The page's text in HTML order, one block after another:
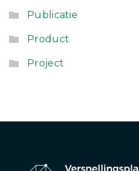
Publicatie
Product
Project